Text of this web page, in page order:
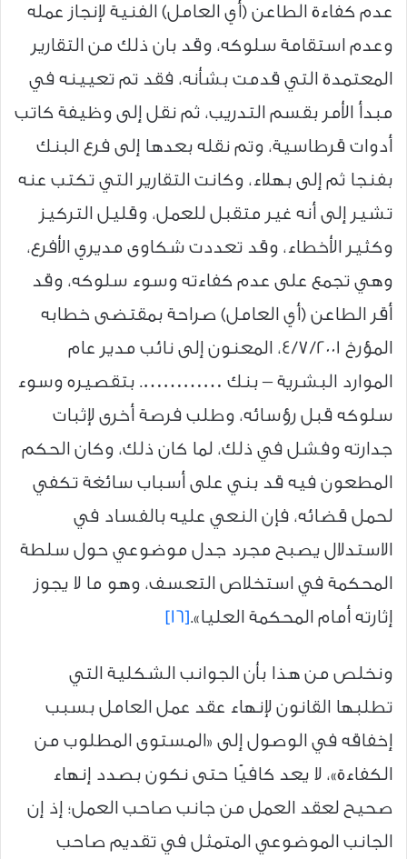
عدم كفاءة الطاعن (أي العامل) الفنية لإنجاز عمله
وعدم استقامة سلوكه، وقد بان ذلك من التقارير
المعتمدة التي قدمت بشأنه، فقد تم تعيينه في
مبدأ الأمر بقسم التدريب، ثم نقل إلى وظيفة كاتب
أدوات قرطاسية، وتم نقله بعدها إلى فرع البنك
بفنجا ثم إلى بهلاء، وكانت التقارير التي تكتب عنه
تشير إلى أنه غير متقبل للعمل، وقليل التركيز
وكثير الأخطاء، وقد تعددت شكاوى مديري الأفرع،
وهي تجمع على عدم كفاءته وسوء سلوكه، وقد
أقر الطاعن (أي العامل) صراحة بمقتضى خطابه
المؤرخ 4/7/2001، المعنون إلى نائب مدير عام
الموارد البشرية – بنك …………. بتقصيره وسوء
سلوكه قبل رؤسائه، وطلب فرصة أخرى لإثبات
جدارته وفشل في ذلك، لما كان ذلك، وكان الحكم
المطعون فيه قد بني على أسباب سائغة تكفي
لحمل قضائه، فإن النعي عليه بالفساد في
الاستدلال يصبح مجرد جدل موضوعي حول سلطة
المحكمة في استخلاص التعسف، وهو ما لا يجوز
إثارته أمام المحكمة العليا».[16]
ونخلص من هذا بأن الجوانب الشكلية التي
تطلبها القانون لإنهاء عقد عمل العامل بسبب
إخفاقه في الوصول إلى «المستوى المطلوب من
الكفاءة»، لا يعد كافيًا حتى نكون بصدد إنهاء
صحيح لعقد العمل من جانب صاحب العمل؛ إذ إن
الجانب الموضوعي المتمثل في تقديم صاحب